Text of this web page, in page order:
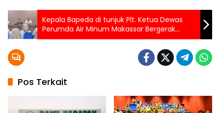
Kepala Bapeda di tunjuk Plt. Ketua Dewas
Perumda Air Minum Makassar Bergerak
Cepat Perbaiki Tata Kelola Perusahaan
Pos Terkait